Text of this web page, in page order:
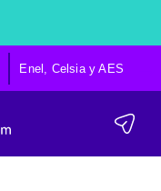
Enel, Celsia y AES